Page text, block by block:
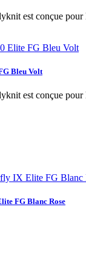
est conçue pour
Bleu Volt
est conçue pour
FG Blanc Rose